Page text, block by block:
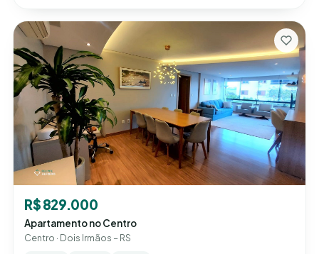
R$ 829.000
Apartamento no Centro
Centro · Dois Irmãos – RS